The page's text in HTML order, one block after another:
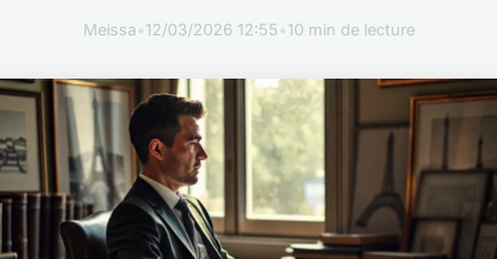
Meissa•12/03/2026 12:55•10 min de lecture